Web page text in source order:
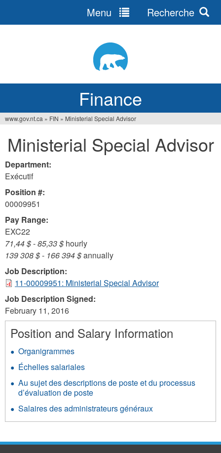
Finance
Menu Recherche
are
here
www.gov.nt.ca » FIN » Ministerial Special Advisor
Ministerial Special Advisor
Department:
Exécutif
Position #:
00009951
Pay Range:
EXC22
71,44 $-85,33 $ hourly
139 308 $- 166 394 $annually
Job Description:
11-00009951: Ministerial Special Advisor
Job Description Signed:
February 11, 2016
Position and Salary Information
Organigrammes
Échelles salariales
Au sujet des descriptions de poste et du processus
d’évaluation de poste
Salaires des administrateurs généraux